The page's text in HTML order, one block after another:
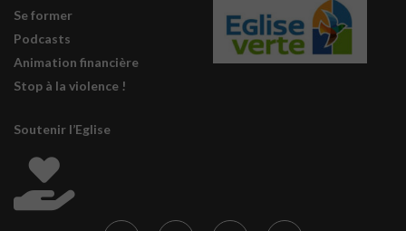
Se former
Podcasts
Animation financière
Stop à la violence !
Soutenir l’Eglise